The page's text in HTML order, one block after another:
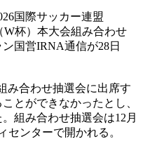
国際サッカー連盟
W杯）本大会組み合わせ
国営IRNA通信が28日
み合わせ抽選会に出席す
とができなかったとし、
組み合わせ抽選会は12月
センターで開かれる。